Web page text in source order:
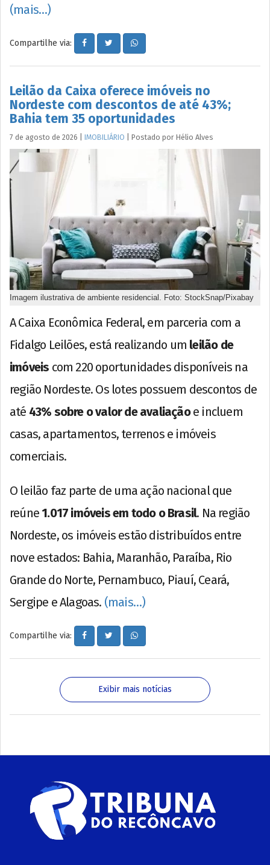
(mais…)
Compartilhe via:
Leilão da Caixa oferece imóveis no
Nordeste com descontos de até 43%;
Bahia tem 35 oportunidades
7 de agosto de 2026 IMOBILIÁRIO Postado por Hélio Alves
Imagem ilustrativa de ambiente residencial. Foto: StockSnap/Pixabay
A Caixa Econômica Federal, em parceria com a
Fidalgo Leilões, está realizando um leilão de
imóveis com 220 oportunidades disponíveis na
região Nordeste. Os lotes possuem descontos de
até 43% sobre o valor de avaliaçãoe incluem
casas, apartamentos, terrenos e imóveis
comerciais.
O leilão faz parte de uma ação nacional que
reúne 1.017 imóveis em todo o Brasil. Na região
Nordeste, os imóveis estão distribuídos entre
nove estados: Bahia, Maranhão, Paraíba, Rio
Grande do Norte, Pernambuco, Piauí, Ceará,
Sergipe e Alagoas. (mais…)
Compartilhe via:
Exibir mais notícias